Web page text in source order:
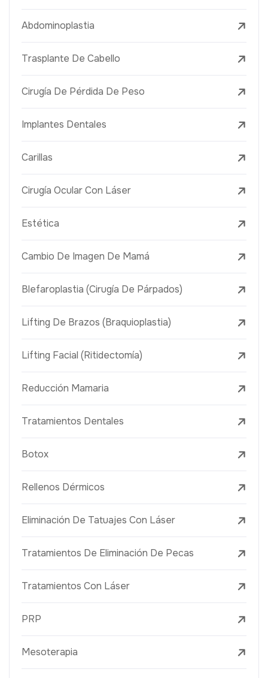
Abdominoplastia
Trasplante De Cabello
Cirugía De Pérdida De Peso
Implantes Dentales
Carillas
Cirugía Ocular Con Láser
Estética
Cambio De Imagen De Mamá
Blefaroplastia (Cirugía De Párpados)
Lifting De Brazos (Braquioplastia)
Lifting Facial (Ritidectomía)
Reducción Mamaria
Tratamientos Dentales
Botox
Rellenos Dérmicos
Eliminación De Tatuajes Con Láser
Tratamientos De Eliminación De Pecas
Tratamientos Con Láser
PRP
Mesoterapia